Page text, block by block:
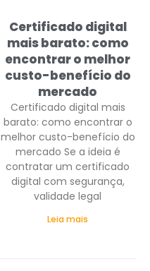
Certificado digital
mais barato: como
encontrar o melhor
custo-benefício do
mercado
Certificado digital mais
barato: como encontrar o
melhor custo-benefício do
mercado Se a ideia é
contratar um certificado
digital com segurança,
validade legal
Leia mais